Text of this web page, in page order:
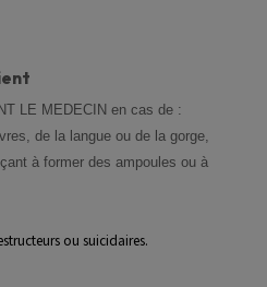
LE MEDECIN en cas de :
de la langue ou de la gorge,
à former des ampoules ou à
ou suicidaires.